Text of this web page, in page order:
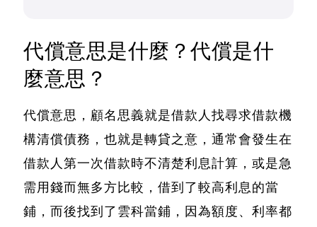
代償意思是什麼？代償是什
麼意思？
代償意思，顧名思義就是借款人找尋求借款機
構清償債務，也就是轉貸之意 ，通常會發生在
借款人第一次借款時不清楚利息計算，或是急
需用錢而無多方比較，借到了較高利息的當
鋪，而後找到了雲科當鋪，因為額度、利率都